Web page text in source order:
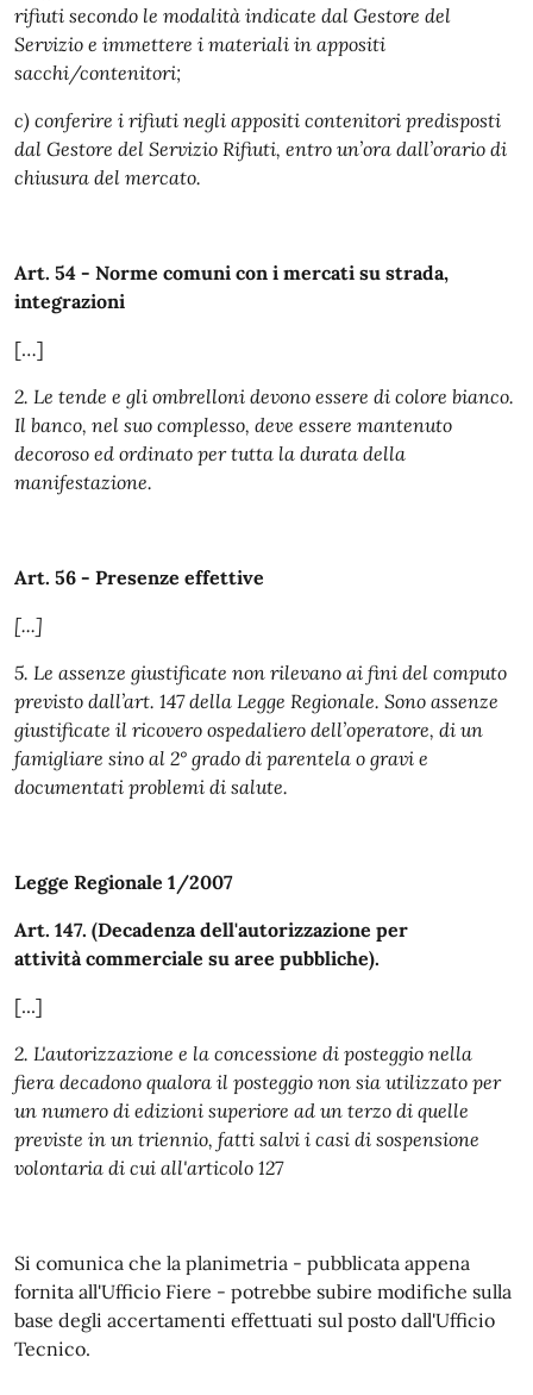
rifiuti secondo le modalità indicate dal Gestore del
Servizio e immettere i materiali in appositi
sacchi/contenitori;
c) conferire i rifiuti negli appositi contenitori predisposti
dal Gestore del Servizio Rifiuti, entro un’ora dall’orario di
chiusura del mercato.
Art. 54 - Norme comuni con i mercati su strada,
integrazioni
[…]
2. Le tende e gli ombrelloni devono essere di colore bianco.
Il banco, nel suo complesso, deve essere mantenuto
decoroso ed ordinato per tutta la durata della
manifestazione.
Art. 56 - Presenze effettive
[...]
5. Le assenze giustificate non rilevano ai fini del computo
previsto dall’art. 147 della Legge Regionale. Sono assenze
giustificate il ricovero ospedaliero dell’operatore, di un
famigliare sino al 2° grado di parentela o gravi e
documentati problemi di salute.
Legge Regionale 1/2007
Art. 147. (Decadenza dell'autorizzazione per
attività commerciale su aree pubbliche).
[...]
2. L'autorizzazione e la concessione di posteggio nella
fiera decadono qualora il posteggio non sia utilizzato per
un numero di edizioni superiore ad un terzo di quelle
previste in un triennio, fatti salvi i casi di sospensione
volontaria di cui all'articolo 127
Si comunica che la planimetria - pubblicata appena
fornita all'Ufficio Fiere - potrebbe subire modifiche sulla
base degli accertamenti effettuati sul posto dall'Ufficio
Tecnico.